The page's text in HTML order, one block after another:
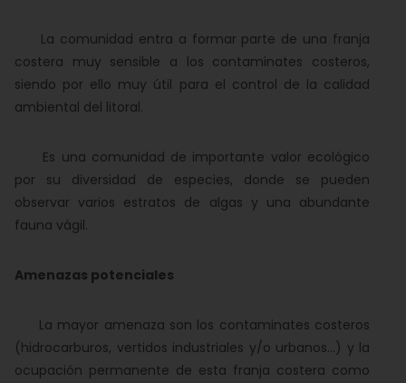
La comunidad entra a formar parte de una franja
costera muy sensible a los contaminates costeros,
siendo por ello muy útil para el control de la calidad
ambiental del litoral.
Es una comunidad de importante valor ecológico
por su diversidad de especies, donde se pueden
observar varios estratos de algas y una abundante
fauna vágil.
Amenazas potenciales
La mayor amenaza son los contaminates costeros
(hidrocarburos, vertidos industriales y/o urbanos...) y la
ocupación permanente de esta franja costera como